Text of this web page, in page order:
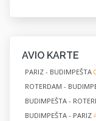
AVIO KARTE
PARIZ - BUDIMPEŠTA 0
ROTERDAM -
BUDIMPEŠTA -
BUDIMPEŠTA - PARIZ